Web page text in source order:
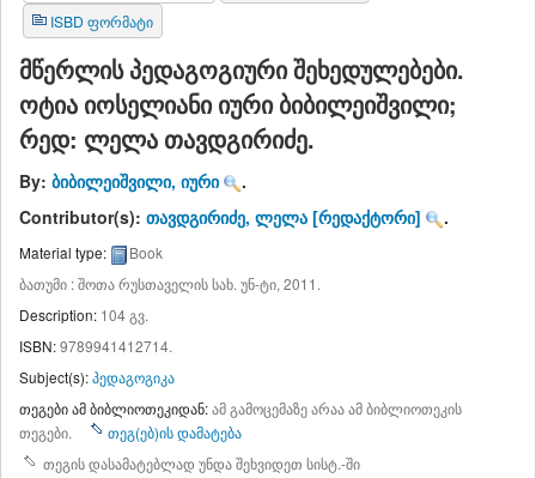
ISBD ფორმატი
მწერლის პედაგოგიური შეხედულებები.
ოტია იოსელიანიიური ბიბილეიშვილი;
რედ: ლელა თავდგირიძე.
By: ბიბილეიშვილი, იური
.
Contributor(s): თავდგირიძე, ლელა [რედაქტორი] .
Material type:
Book
ბათუმი : შოთა რუსთაველის სახ. უნ-ტი, 2011.
Description: 104 გვ.
ISBN:9789941412714.
Subject(s):პედაგოგიკა
თეგები ამ ბიბლიოთეკიდან:ამ გამოცემაზე არაა ამ ბიბლიოთეკის
თეგები.
თეგ(ებ)ის დამატება
თეგის დასამატებლად უნდა შეხვიდეთ სისტ.-ში